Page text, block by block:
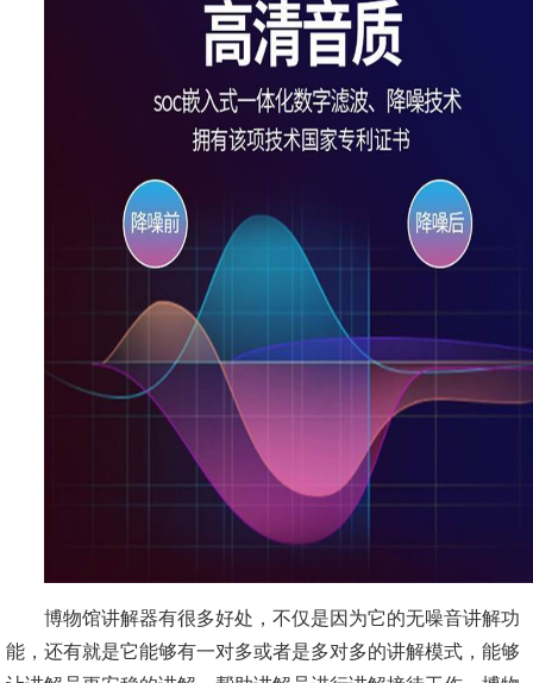
博物馆讲解器有很多好处，不仅是因为它的无噪音讲解功
能，还有就是它能够有一对多或者是多对多的讲解模式，能够